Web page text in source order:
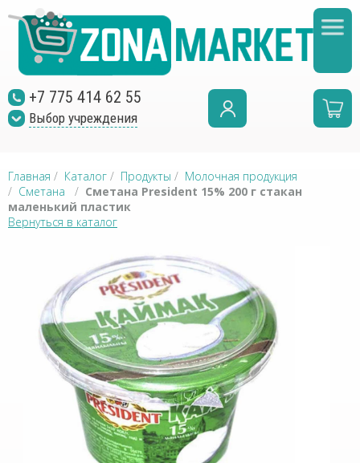
+7 775 414 62 55
Выбор учреждения
Главная / Каталог / Продукты / Молочная продукция
/ Сметана / Сметана President 15% 200 г стакан
маленький пластик
Вернуться в каталог